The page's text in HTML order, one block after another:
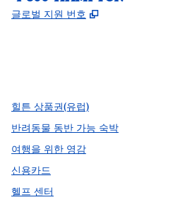
글로벌 지원 번호 ,
힐튼 상품권(유럽)
반려동물 동반 가능 숙박
여행을 위한 영감
신용카드
헬프 센터